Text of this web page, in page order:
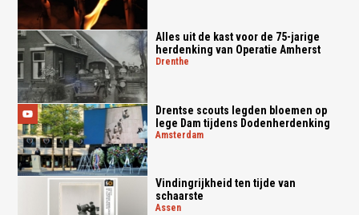
Alles uit de kast voor de 75-jarige
herdenking van Operatie Amherst
drenthe
Drentse scouts legden bloemen op
lege Dam tijdens Dodenherdenking
amsterdam
Vindingrijkheid ten tijde van
schaarste
assen